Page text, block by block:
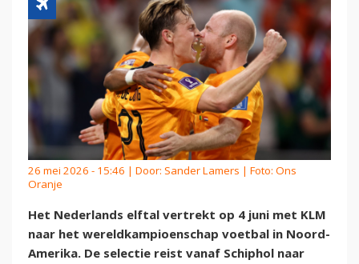
26 mei 2026 - 15:46 | Door: Sander Lamers | Foto: Ons
Oranje
Het Nederlands elftal vertrekt op 4 juni met KLM
naar het wereldkampioenschap voetbal in Noord-
Amerika. De selectie reist vanaf Schiphol naar